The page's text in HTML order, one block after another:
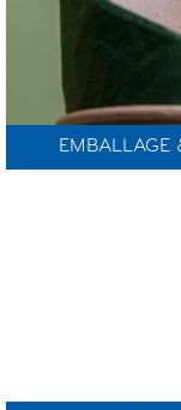
EMBALLAGE